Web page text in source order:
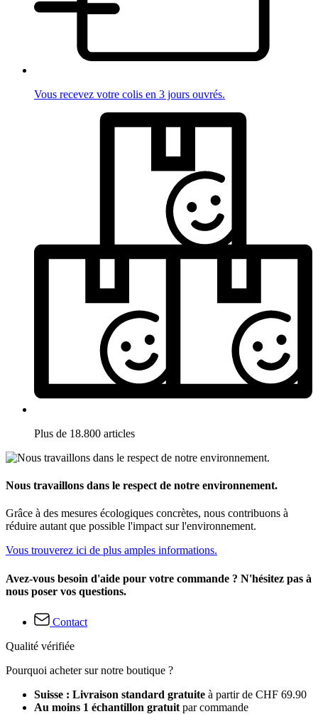
Vous recevez votre colis en 3 jours ouvrés.
Plus de 18.800 articles
Nous travaillons dans le respect de notre environnement.
Grâce à des mesures écologiques concrètes, nous contribuons à
réduire autant que possible l'impact sur l'environnement.
Vous trouverez ici de plus amples informations.
Avez-vous besoin d'aide pour votre commande ? N'hésitez pas à
nous poser vos questions.
Contact
Qualité vérifiée
Pourquoi acheter sur notre boutique ?
Suisse : Livraison standard gratuite à partir de CHF 69.90
Au moins 1 échantillon gratuit par commande